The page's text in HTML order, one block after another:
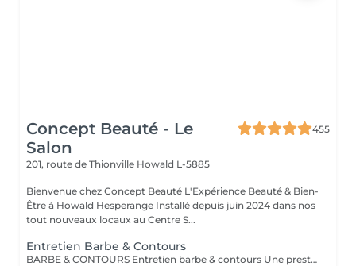
Concept Beauté - Le
Salon
455
201, route de Thionville Howald L-5885
Bienvenue chez Concept Beauté L'Expérience Beauté & Bien-
Être à Howald Hesperange Installé depuis juin 2024 dans nos
tout nouveaux locaux au Centre S...
Entretien Barbe & Contours
BARBE & CONTOURS Entretien barbe & contours Une prestation idéale pour entretenir votre barbe et lui donner une forme nette et soignée. Cyril redéfinit les contours avec précision et travaille la longueur pour un résultat harmonieux. Finition aux ciseaux et à la tondeuse. Bienvenue dans notre espace Barber avec Cyril, notre expert barbier Nous accueillons notre clientèle masculine dans un espace Barber élégant et moderne, où Cyril, notre barbier, met son expertise au service de votre style. Que ce soit pour une coupe de cheveux impeccable ou un soin de barbe sur mesure, chaque prestation est réalisée avec précision et savoir-faire, dans une ambiance conviviale et raffinée.